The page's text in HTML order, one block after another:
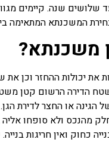
שלושים שנה. קיימים
המשכנתא המתאימה
משכנתא?
יכולות ההחזר וכן את
הדירה הרשום קטן
או החצר לדירת
מהנכס ולא סופחו
כחוק ואין חריגות